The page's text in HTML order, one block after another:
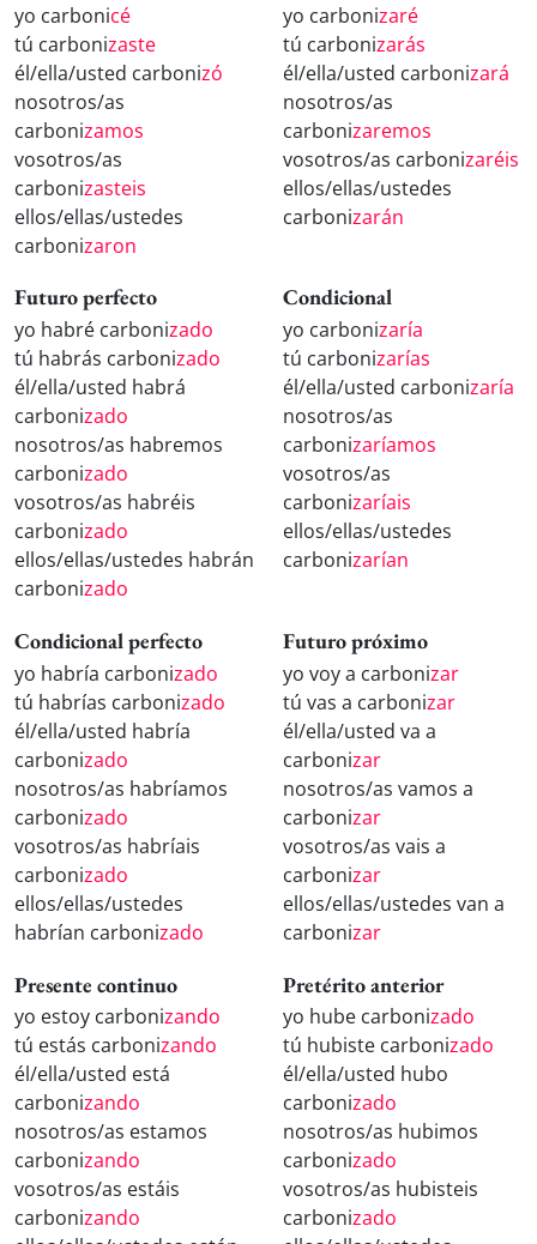
yo carbonicé
tú carbonizaste
él/ella/usted carbonizó
nosotros/as
carbonizamos
vosotros/as
carbonizasteis
ellos/ellas/ustedes
carbonizaron
yo carbonizaré
tú carbonizarás
él/ella/usted carbonizará
nosotros/as
carbonizaremos
vosotros/as carbonizaréis
ellos/ellas/ustedes
carbonizarán
Futuro perfecto
yo habré carbonizado
tú habrás carbonizado
él/ella/usted habrá
carbonizado
nosotros/as habremos
carbonizado
vosotros/as habréis
carbonizado
ellos/ellas/ustedes habrán
carbonizado
Condicional
yo carbonizaría
tú carbonizarías
él/ella/usted carbonizaría
nosotros/as
carbonizaríamos
vosotros/as
carbonizaríais
ellos/ellas/ustedes
carbonizarían
Condicional perfecto
yo habría carbonizado
tú habrías carbonizado
él/ella/usted habría
carbonizado
nosotros/as habríamos
carbonizado
vosotros/as habríais
carbonizado
ellos/ellas/ustedes
habrían carbonizado
Futuro próximo
yo voy a carbonizar
tú vas a carbonizar
él/ella/usted va a
carbonizar
nosotros/as vamos a
carbonizar
vosotros/as vais a
carbonizar
ellos/ellas/ustedes van a
carbonizar
Presente continuo
yo estoy carbonizando
tú estás carbonizando
él/ella/usted está
carbonizando
nosotros/as estamos
carbonizando
vosotros/as estáis
carbonizando
Pretérito anterior
yo hube carbonizado
tú hubiste carbonizado
él/ella/usted hubo
carbonizado
nosotros/as hubimos
carbonizado
vosotros/as hubisteis
carbonizado